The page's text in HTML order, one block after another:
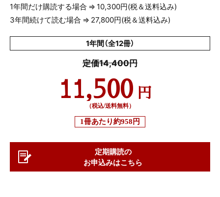
1年間だけ購読する場合 ⇒ 10,300円(税＆送料込み)
3年間続けて読む場合 ⇒ 27,800円(税＆送料込み)
1年間（全12冊）
定価14,400円
11,500 円
（税込/送料無料）
1冊あたり約958円
定期購読の
お申込みはこちら